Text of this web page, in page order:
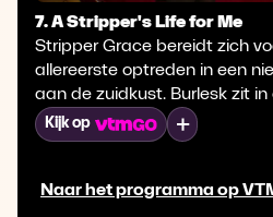
Naar het programma op
7. A Stripper's Life for Me
Stripper Grace bereidt zich
allereerste optreden in een
aan de zuidkust. Burlesk zit in
de lessen zijn enorm populair.
een kijkje bij een cursus in Hull,
aanscherpen.
Kijk op